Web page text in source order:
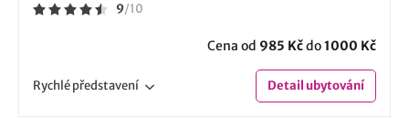
9/10
Cena od 985 Kčdo1000 Kč
Rychlépředstavení Detailubytování